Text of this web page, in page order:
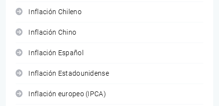
Inflación Chileno
Inflación Chino
Inflación Español
Inflación Estadounidense
Inflación europeo (IPCA)